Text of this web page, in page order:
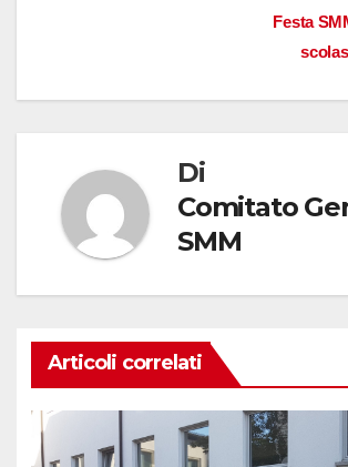
Festa
Di
Comitato
SMM
Articoli correlati